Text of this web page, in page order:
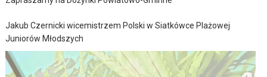
Jakub Czernicki wicemistrzem Polski w Siatkówce Plażowej
Juniorów Młodszych